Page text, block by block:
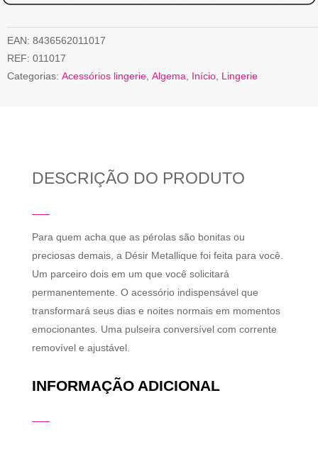
EAN: 8436562011017
REF: 011017
Categorias: Acessórios lingerie Algema Início Lingerie
DESCRIÇÃO DO PRODUTO
Para quem acha que as pérolas são bonitas ou
preciosas demais, a Désir Metallique foi feita para você.
Um parceiro dois em um que você solicitará
permanentemente. O acessório indispensável que
transformará seus dias e noites normais em momentos
emocionantes. Uma pulseira conversível com corrente
removível e ajustável.
INFORMAÇÃO ADICIONAL